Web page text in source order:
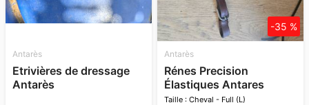
Antarès
Etrivières de dressage
Antarès
Antarès
Rénes Precision
Élastiques Antares
Taille : Cheval - Full (L)
-35 %